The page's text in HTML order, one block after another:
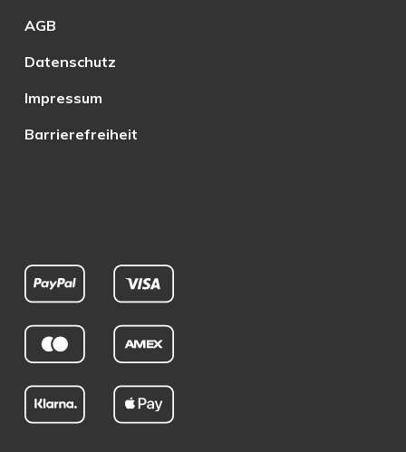
AGB
Datenschutz
Impressum
Barrierefreiheit